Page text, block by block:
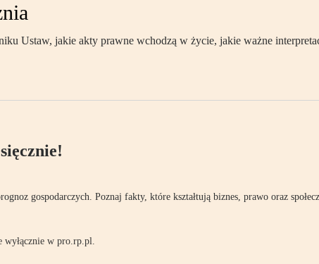
Ustaw, jakie akty prawne wchodzą w życie, jakie ważne
gospodarczych. Poznaj fakty, które kształtują biznes, prawo oraz
wyłącznie w pro.rp.pl.